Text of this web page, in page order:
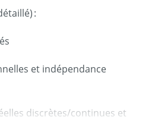
:
et indépendance
discrètes/continues et